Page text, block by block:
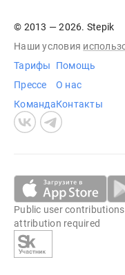
© 2013 — 2026. Stepik
Наши условия
Тарифы
Прессе
Команда
Помощь
О нас
Контакты
Public user
attribution required